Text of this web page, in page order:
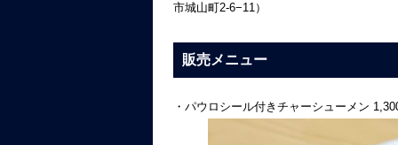
市城山町2-6−11）
販売メニュー
・パウロシール付きチャーシューメン